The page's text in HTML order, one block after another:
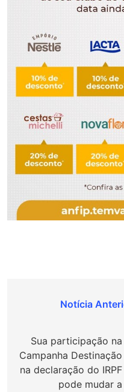
Navegação
Post
Sua participação na
Campanha Destinação
na declaração do IRPF
pode mudar a